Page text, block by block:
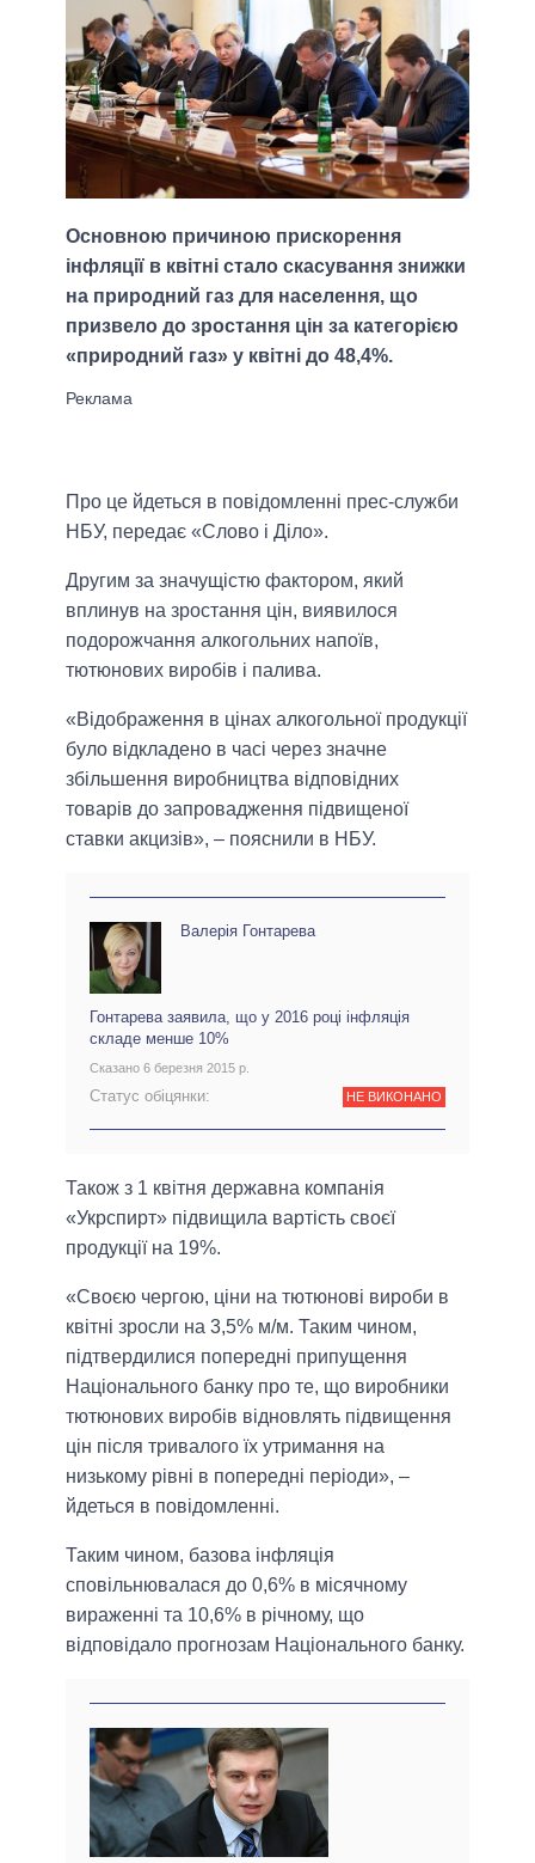
Основною причиною прискорення
інфляції в квітні стало скасування знижки
на природний газ для населення, що
призвело до зростання цін за категорією
«природний газ» у квітні до 48,4%.
Про це йдеться в повідомленні прес-служби
НБУ, передає «Слово і Діло».
Другим за значущістю фактором, який
вплинув на зростання цін, виявилося
подорожчання алкогольних напоїв,
тютюнових виробів і палива.
«Відображення в цінах алкогольної продукції
було відкладено в часі через значне
збільшення виробництва відповідних
товарів до запровадження підвищеної
ставки акцизів», – пояснили в НБУ.
Валерія Гонтарева
Гонтарева заявила, що у 2016 році інфляція
складе менше 10%
Сказано 6 березня 2015 р.
Статус обіцянки: НЕ ВИКОНАНО
Також з 1 квітня державна компанія
«Укрспирт» підвищила вартість своєї
продукції на 19%.
«Своєю чергою, ціни на тютюнові вироби в
квітні зросли на 3,5% м/м. Таким чином,
підтвердилися попередні припущення
Національного банку про те, що виробники
тютюнових виробів відновлять підвищення
цін після тривалого їх утримання на
низькому рівні в попередні періоди», –
йдеться в повідомленні.
Таким чином, базова інфляція
сповільнювалася до 0,6% в місячному
вираженні та 10,6% в річному, що
відповідало прогнозам Національного банку.